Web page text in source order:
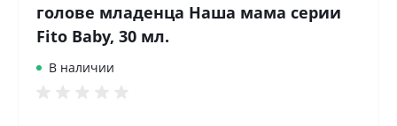
голове младенца Наша мама серии
Fito Baby, 30 мл.
В наличии